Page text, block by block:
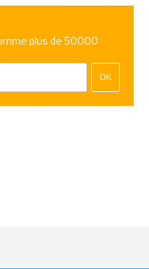
plus de 50000
OK